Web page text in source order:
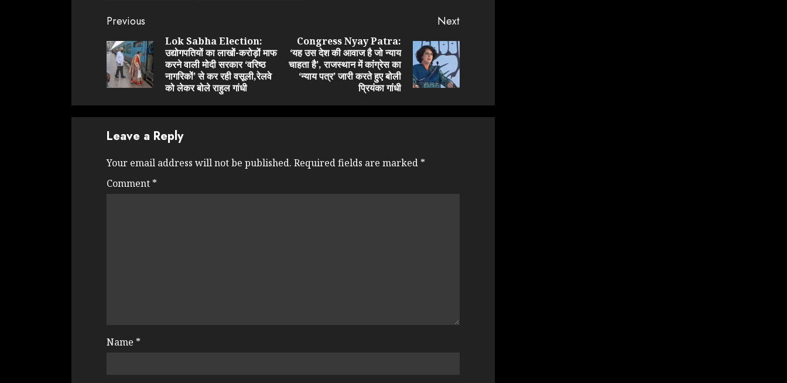
Continue
Reading
Previous
Previous
post:
Lok Sabha Election:
उद्योगपतियों का लाखों-करोड़ों माफ
करने वाली मोदी सरकार ‘वरिष्ठ
नागरिकों’ से कर रही वसूली,रेलवे
को लेकर बोले राहुल गांधी
Next
Next
post:
Congress Nyay Patra:
‘यह उस देश की आवाज है जो न्याय
चाहता है’, राजस्थान में कांग्रेस का
‘न्याय पत्र’ जारी करते हुए बोली
प्रियंका गांधी
Leave a Reply
Your email address will not be published. Required fields are marked *
Comment *
Name *